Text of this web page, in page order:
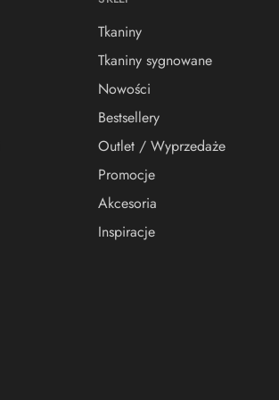
Tkaniny
Tkaniny sygnowane
Nowości
Bestsellery
Outlet / Wyprzedaże
Promocje
Akcesoria
Inspiracje